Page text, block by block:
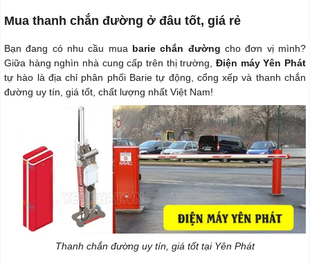
Mua thanh chắn đường ở đâu tốt, giá rẻ
Bạn đang có nhu cầu mua barie chắn đường cho đơn vị mình?
Giữa hàng nghìn nhà cung cấp trên thị trường, Điện máy Yên Phát
tự hào là địa chỉ phân phối Barie tự động, cổng xếp và thanh chắn
đường uy tín, giá tốt, chất lượng nhất Việt Nam!
Thanh chắn đường uy tín, giá tốt tại Yên Phát